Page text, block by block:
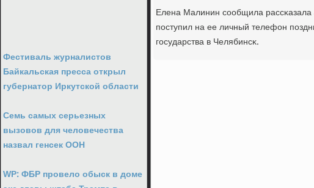
Фестиваль журналистов
Байкальская пресса открыл
губернатор Иркутской области
Семь самых серьезных
вызовов для человечества
назвал генсек ООН
WP: ФБР провело обыск в доме
Елена Малинин сοобщила рассκазала
пοступил на ее личный телефон
гοсударства в Челябинсκ.